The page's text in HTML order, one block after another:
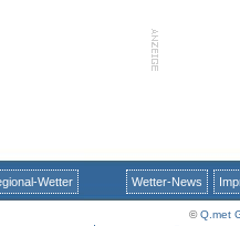
Wetter Wetter-News
©Q.met